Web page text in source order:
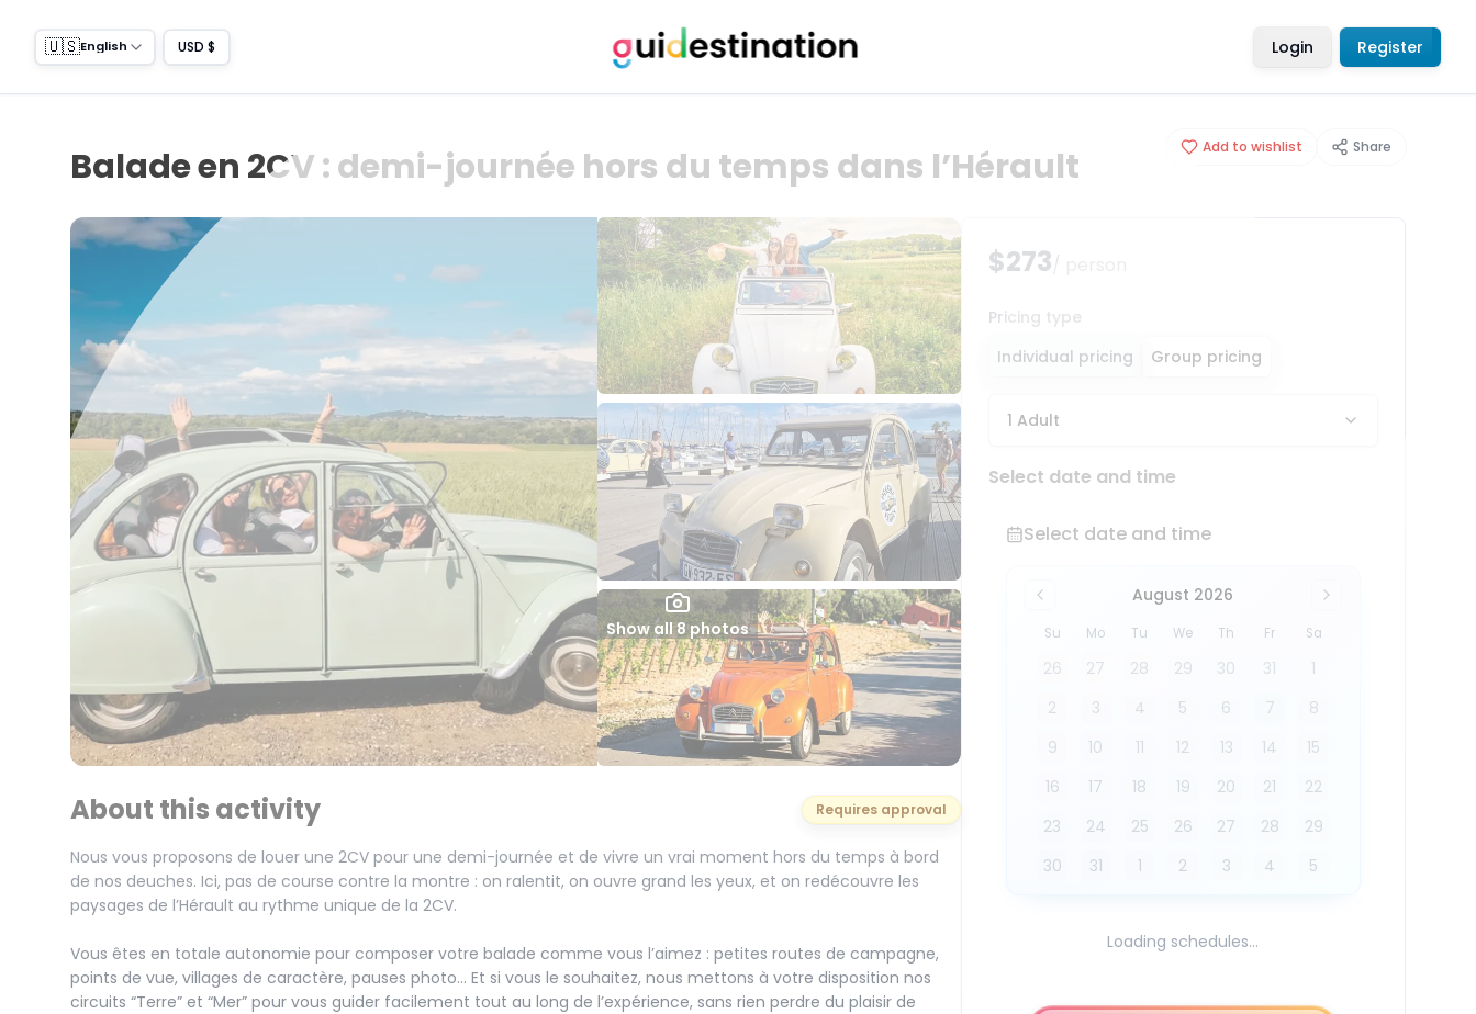
🇺🇸English USD $ Login Register
Balade en 2CV : demi-journée hors du temps dans l’Hérault Add to wishlist Share
$273 / person
Pricing type
Individual pricing
Group pricing
1 Adult
Select date and time
Select date and time
August 2026
Su Mo Tu We Th Fr Sa
26 27 28 29 30 31
1
2
3 4 5 6 7
8
9
10 11 12 13 14
15
16
17 18 19 20 21
22
23
24 25 26 27 28
29
30
31 1 2 3 4 5
Loading schedules...
Show all 8 photos
About this activity Requires approval
Nous vous proposons de louer une 2CV pour une demi-journée et de vivre un vrai moment hors du temps à bord
de nos deuches. Ici, pas de course contre la montre : on ralentit, on ouvre grand les yeux, et on redécouvre les
paysages de l’Hérault au rythme unique de la 2CV.
Vous êtes en totale autonomie pour composer votre balade comme vous l’aimez : petites routes de campagne,
points de vue, villages de caractère, pauses photo… Et si vous le souhaitez, nous mettons à votre disposition nos
circuits “Terre” et “Mer” pour vous guider facilement tout au long de l’expérience, sans rien perdre du plaisir de